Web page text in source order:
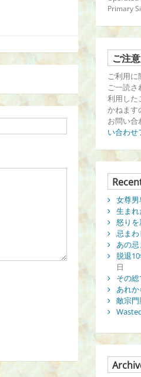
Primary
ご注意
ご利用に
ご一読さ
利用した
かねます
お問い合
い合わせ
女尊
生ま
怒りを
忌ま
あの
脱退
日
その
あれ
敵宗